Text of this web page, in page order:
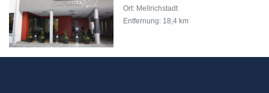
Ort: Mellrichstadt
Entfernung: 18,4 km